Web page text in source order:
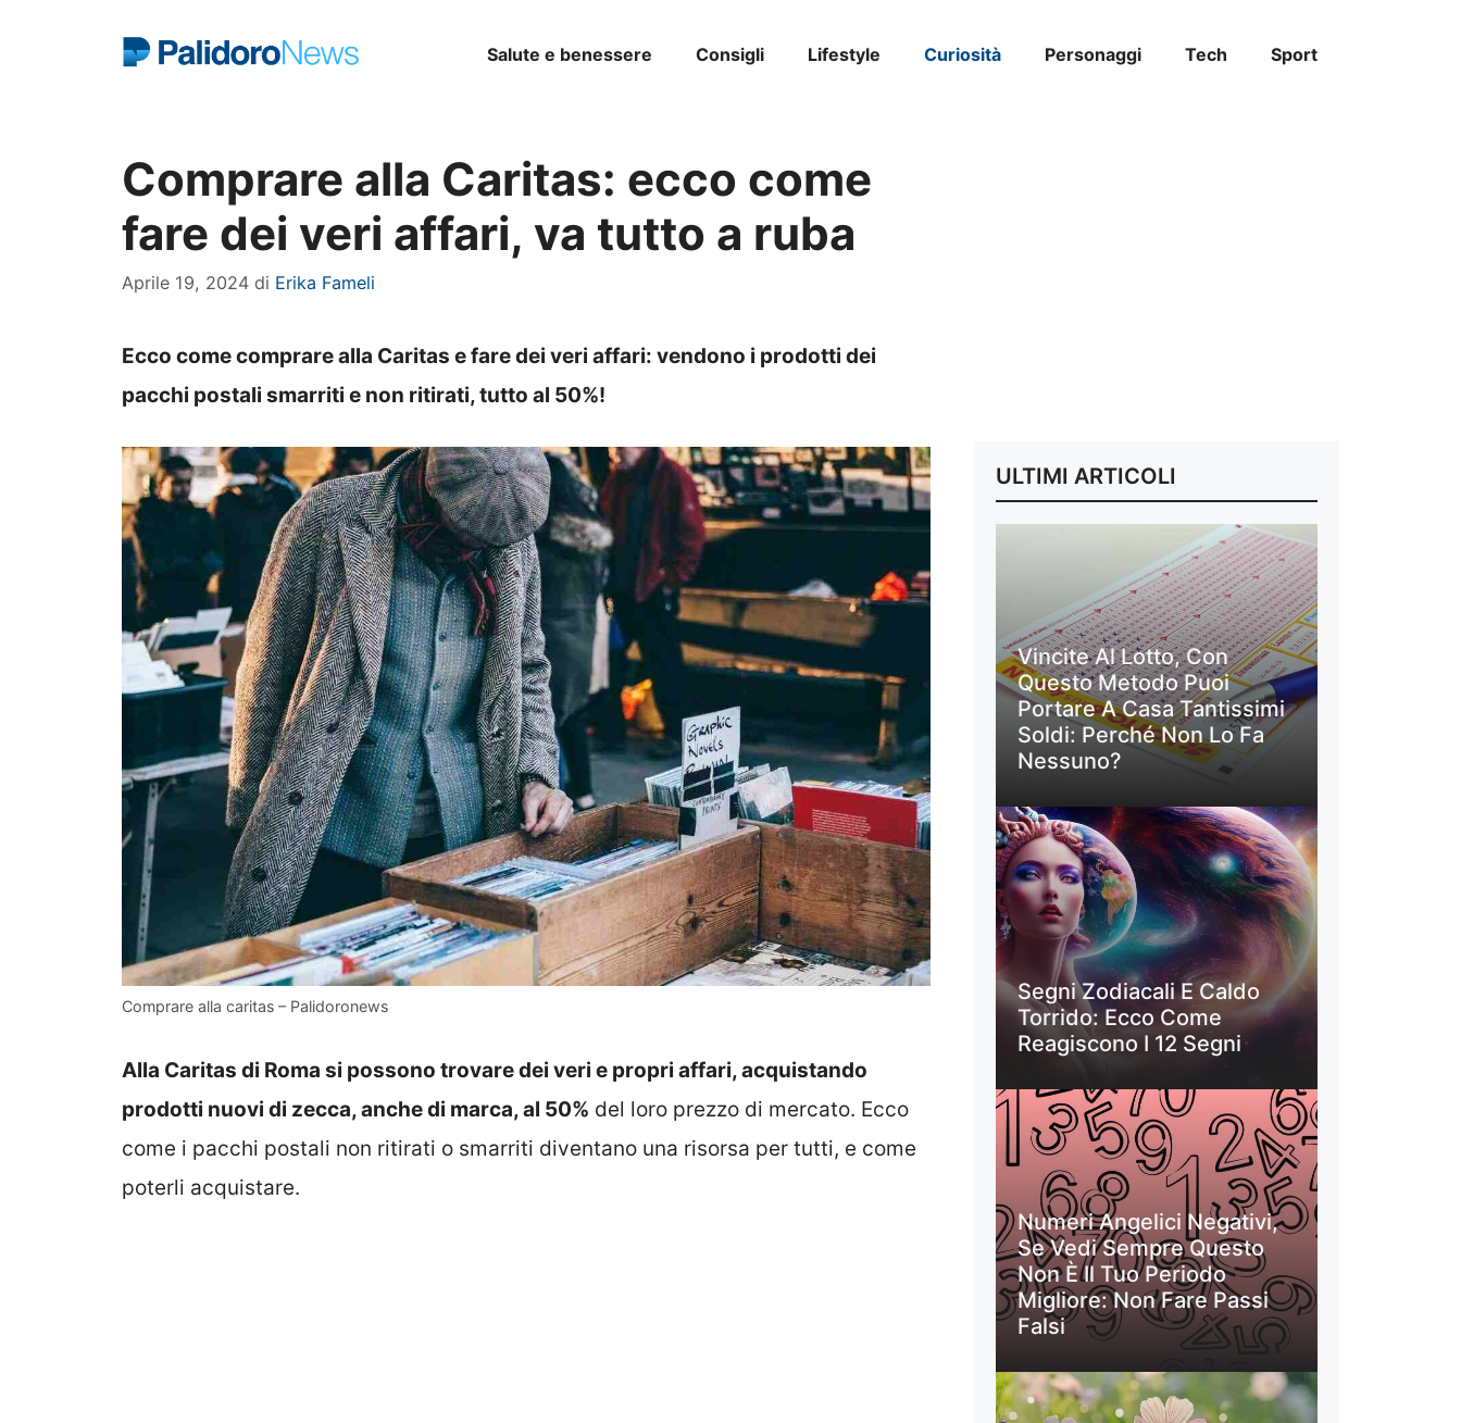
Salute e benessere Consigli Lifestyle Curiosità Personaggi Tech Sport
Comprare alla Caritas: ecco come
fare dei veri affari, va tutto a ruba
Aprile 19, 2024 di Erika Fameli
Ecco come comprare alla Caritas e fare dei veri affari: vendono i prodotti dei
pacchi postali smarriti e non ritirati, tutto al 50%!
Comprare alla caritas – Palidoronews
Alla Caritas di Roma si possono trovare dei veri e propri affari, acquistando
prodotti nuovi di zecca, anche di marca, al 50% del loro prezzo di mercato. Ecco
come i pacchi postali non ritirati o smarriti diventano una risorsa per tutti, e come
poterli acquistare.
ULTIMI ARTICOLI
Vincite Al Lotto, Con
Questo Metodo Puoi
Portare A Casa Tantissimi
Soldi: Perché Non Lo Fa
Nessuno?
Segni Zodiacali E Caldo
Torrido: Ecco Come
Reagiscono I 12 Segni
Numeri Angelici Negativi,
Se Vedi Sempre Questo
Non È Il Tuo Periodo
Migliore: Non Fare Passi
Falsi